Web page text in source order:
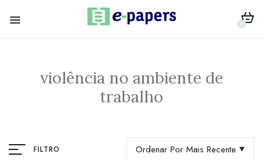
0
violência no ambiente de
trabalho
FILTRO Ordenar Por Mais Recente